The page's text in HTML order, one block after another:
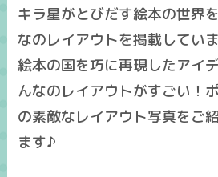
キラ星がとびだす絵本の世界
なのレイアウトを掲載してい
絵本の国を巧に再現したアイ
んなのレイアウトがすごい！
の素敵なレイアウト写真をご
ます♪